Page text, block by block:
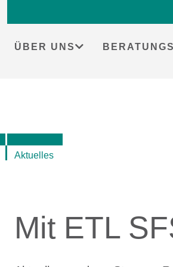
content
ÜBER UNS
Aktuelles
Mit ETL